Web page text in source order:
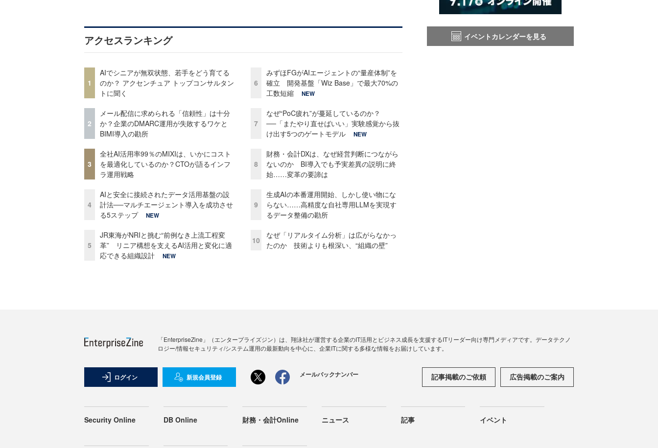
アクセスランキング
1
AIでシニアが無双状態、若手をどう育てる
のか？ アクセンチュア トップコンサルタン
トに聞く
2
メール配信に求められる「信頼性」は十分
か？企業のDMARC運用が失敗するワケと
BIMI導入の勘所
3
全社AI活用率99％のMIXIは、いかにコスト
を最適化しているのか？CTOが語るインフ
ラ運用戦略
4
AIと安全に接続されたデータ活用基盤の設
計法──マルチエージェント導入を成功させ
る5ステップ
NEW
5
JR東海がNRIと挑む“前例なき上流工程変
革” リニア構想を支えるAI活用と変化に適
応できる組織設計
NEW
6
みずほFGがAIエージェントの“量産体制”を
確立 開発基盤「Wiz Base」で最大70%の
工数短縮
NEW
7
なぜ“PoC疲れ”が蔓延しているのか？
──「またやり直せばいい」実験感覚から抜
け出す5つのゲートモデル
NEW
8
財務・会計DXは、なぜ経営判断につながら
ないのか BI導入でも予実差異の説明に終
始……変革の要諦は
9
生成AIの本番運用開始、しかし使い物にな
らない……高精度な自社専用LLMを実現す
るデータ整備の勘所
10
なぜ「リアルタイム分析」は広がらなかっ
たのか 技術よりも根深い、“組織の壁”
イベントカレンダーを見る
「EnterpriseZine」（エンタープライズジン）は、翔泳社が運営する企業のIT活用とビジネス成長を支援するITリーダー向け専門メディアです。データテクノ
ロジー/情報セキュリティ/システム運用の最新動向を中心に、企業ITに関する多様な情報をお届けしています。
ログイン 新規会員登録 メールバックナンバー 記事掲載のご依頼 広告掲載のご案内
Security Online DB Online 財務・会計Online ニュース 記事 イベント